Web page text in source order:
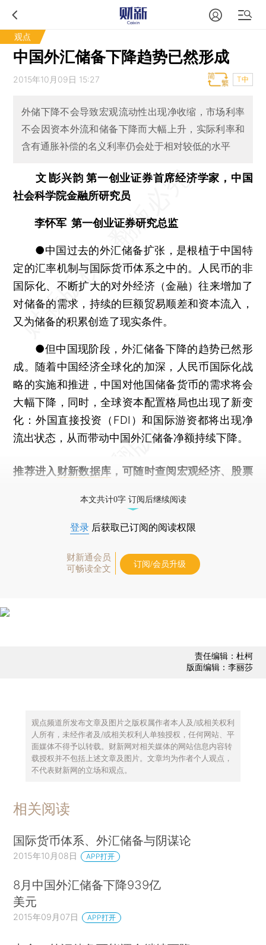
观点
中国外汇储备下降趋势已然形成
2015年10月09日 15:27 T中
外储下降不会导致宏观流动性出现净收缩，市场利率
不会因资本外流和储备下降而大幅上升，实际利率和
含有通胀补偿的名义利率仍会处于相对较低的水平
文∣彭兴韵 第一创业证券首席经济学家，中国
社会科学院金融所研究员
李怀军 第一创业证券研究总监
●中国过去的外汇储备扩张，是根植于中国特
定的汇率机制与国际货币体系之中的。人民币的非
国际化、不断扩大的对外经济（金融）往来增加了
对储备的需求，持续的巨额贸易顺差和资本流入，
又为储备的积累创造了现实条件。
●但中国现阶段，外汇储备下降的趋势已然形
成。随着中国经济全球化的加深，人民币国际化战
略的实施和推进，中国对他国储备货币的需求将会
大幅下降，同时，全球资本配置格局也出现了新变
化：外国直接投资（FDI）和国际游资都将出现净
流出状态，从而带动中国外汇储备净额持续下降。
推荐进入 财新数据库 ，可随时查阅宏观经济、股票
本文共计0字 订阅后继续阅读
登录 后获取已订阅的阅读权限
财新通会员
可畅读全文
订阅/会员升级
责任编辑：杜柯
版面编辑：李丽莎
观点频道所发布文章及图片之版权属作者本人及/或相关权利
人所有，未经作者及/或相关权利人单独授权，任何网站、平
面媒体不得予以转载。财新网对相关媒体的网站信息内容转
载授权并不包括上述文章及图片。文章均为作者个人观点，
不代表财新网的立场和观点。
相关阅读
国际货币体系、外汇储备与阴谋论
2015年10月08日 APP打开
8月中国外汇储备下降939亿
美元
2015年09月07日 APP打开